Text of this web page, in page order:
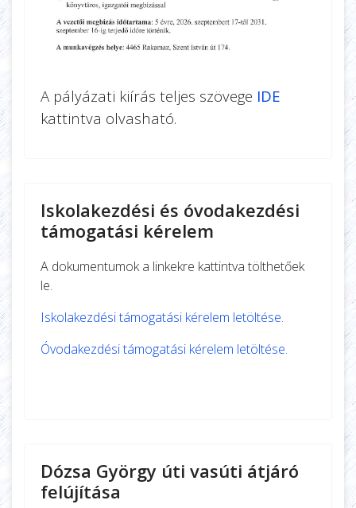
A pályázati kiírás teljes szövege IDE
kattintva olvasható.
Iskolakezdési és óvodakezdési
támogatási kérelem
A dokumentumok a linkekre kattintva tölthetőek
le.
Iskolakezdési támogatási kérelem letöltése.
Óvodakezdési támogatási kérelem letöltése.
Dózsa György úti vasúti átjáró
felújítása